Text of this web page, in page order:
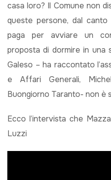
casa loro? Il Comune non
queste persone, dal
paga per avviare un
proposta di dormire in una
Galeso – ha raccontato
e Affari Generali,
Buongiorno Taranto- non è
Ecco l’intervista che
Luzzi